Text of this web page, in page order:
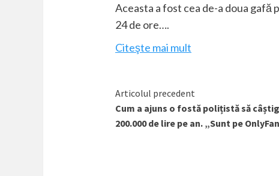
Aceasta a fost cea de-a doua
24 de ore….
Citeşte mai mult
Citește
mai
mult
Articolul precedent
Cum a ajuns o fostă polițistă să
200.000 de lire pe an. „Sunt pe